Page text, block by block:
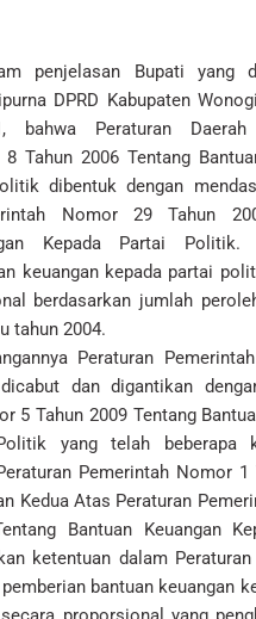
penjelasan Bupati yang
DPRD Kabupaten
bahwa Peraturan Daerah
Tahun 2006 Tentang
dibentuk dengan
Nomor 29 Tahun
Kepada Partai Politik.
keuangan kepada partai
berdasarkan jumlah
tahun 2004.
Peraturan
dan digantikan
5 Tahun 2009 Tentang
yang telah beberapa
Pemerintah Nomor 1
Kedua Atas Peraturan
Bantuan Keuangan
ketentuan dalam
bantuan keuangan